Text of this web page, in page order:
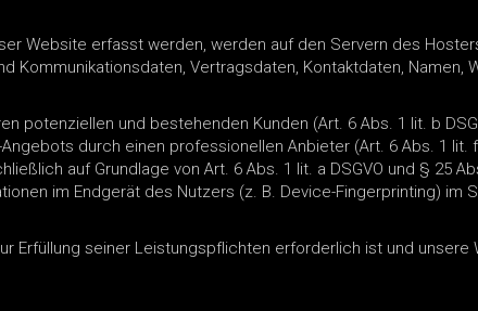
Website erfasst werden, werden auf den Servern des
Kommunikationsdaten, Vertragsdaten, Kontaktdaten, Namen,
und bestehenden Kunden (Art. 6 Abs. 1 lit. b
durch einen professionellen Anbieter (Art. 6 Abs. 1 lit.
auf Grundlage von Art. 6 Abs. 1 lit. a DSGVO und § 25
im Endgerät des Nutzers (z. B. Device-Fingerprinting) im
Erfüllung seiner Leistungspflichten erforderlich ist und unsere